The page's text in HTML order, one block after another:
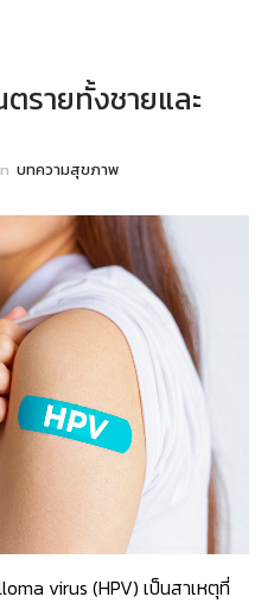
รายทั้งชายและ
บทความสุขภาพ
virus (HPV) เป็นสาเหตุที่